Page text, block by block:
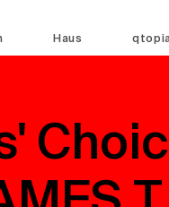
Haus